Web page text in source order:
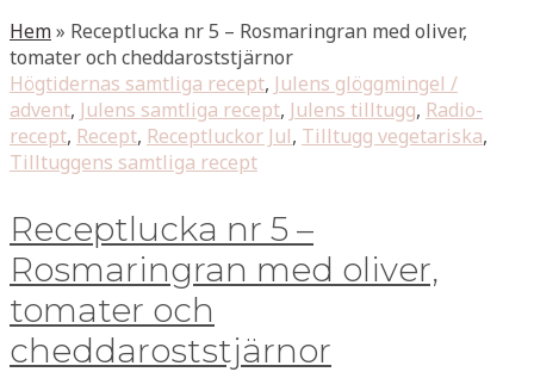
Hem» Receptlucka nr 5 – Rosmaringran med oliver,
tomater och cheddaroststjärnor
Högtidernas samtliga recept, Julens glöggmingel /
advent, Julens samtliga recept, Julens tilltugg, Radio-
recept, Recept, Receptluckor Jul, Tilltugg vegetariska,
Tilltuggens samtliga recept
Receptlucka nr 5 –
Rosmaringran med oliver,
tomater och
cheddaroststjärnor